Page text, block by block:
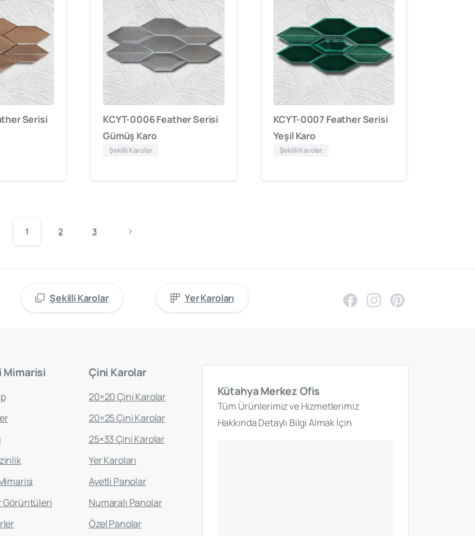
Serisi
KCYT-0006 Feather Serisi
Gümüş Karo
Şekilli Karolar
KCYT-0007 Feather Serisi
Yeşil Karo
Şekilli Karolar
1 2 3
Şekilli Karolar Yer Karoları
Mimarisi
Görüntüleri
Çini Karolar
20×20 Çini Karolar
20×25 Çini Karolar
25×33 Çini Karolar
Yer Karoları
Ayetli Panolar
Numaralı Panolar
Özel Panolar
KütahyaMerkez Ofis
Tüm Ürünlerimiz ve Hizmetlerimiz
Hakkında Detaylı Bilgi Almak İçin